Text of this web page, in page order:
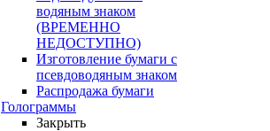
водяным знаком
(ВРЕМЕННО
НЕДОСТУПНО)
Изготовление бумаги с
псевдоводяным знаком
Распродажа бумаги
Голограммы
Закрыть